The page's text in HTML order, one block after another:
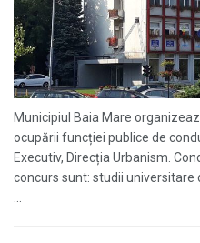
Municipiul Baia Mare
ocupării funcției publice de
Executiv, Direcția Urbanism.
concurs sunt: studii universitare